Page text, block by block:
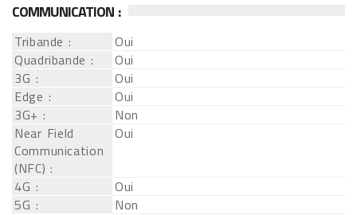
COMMUNICATION :
Tribande :
Oui
Quadribande :
Oui
3G :
Oui
Edge :
Oui
3G+ :
Non
Near Field
Communication
(NFC) :
Oui
4G :
Oui
5G :
Non